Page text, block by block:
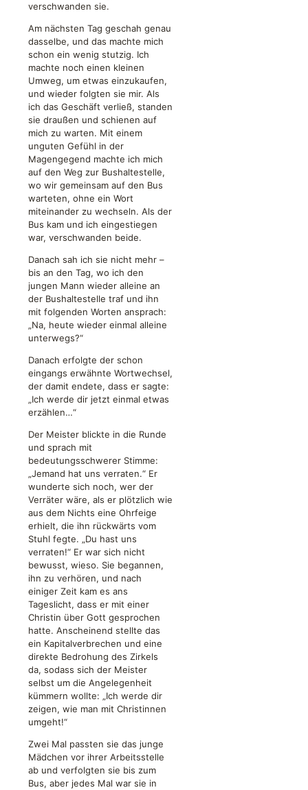
verschwanden sie.
Am nächsten Tag geschah genau
dasselbe, und das machte mich
schon ein wenig stutzig. Ich
machte noch einen kleinen
Umweg, um etwas einzukaufen,
und wieder folgten sie mir. Als
ich das Geschäft verließ, standen
sie draußen und schienen auf
mich zu warten. Mit einem
unguten Gefühl in der
Magengegend machte ich mich
auf den Weg zur Bushaltestelle,
wo wir gemeinsam auf den Bus
warteten, ohne ein Wort
miteinander zu wechseln. Als der
Bus kam und ich eingestiegen
war, verschwanden beide.
Danach sah ich sie nicht mehr –
bis an den Tag, wo ich den
jungen Mann wieder alleine an
der Bushaltestelle traf und ihn
mit folgenden Worten ansprach:
„Na, heute wieder einmal alleine
unterwegs?“
Danach erfolgte der schon
eingangs erwähnte Wortwechsel,
der damit endete, dass er sagte:
„Ich werde dir jetzt einmal etwas
erzählen…“
Der Meister blickte in die Runde
und sprach mit
bedeutungsschwerer Stimme:
„Jemand hat uns verraten.“ Er
wunderte sich noch, wer der
Verräter wäre, als er plötzlich wie
aus dem Nichts eine Ohrfeige
erhielt, die ihn rückwärts vom
Stuhl fegte. „Du hast uns
verraten!“ Er war sich nicht
bewusst, wieso. Sie begannen,
ihn zu verhören, und nach
einiger Zeit kam es ans
Tageslicht, dass er mit einer
Christin über Gott gesprochen
hatte. Anscheinend stellte das
ein Kapitalverbrechen und eine
direkte Bedrohung des Zirkels
da, sodass sich der Meister
selbst um die Angelegenheit
kümmern wollte: „Ich werde dir
zeigen, wie man mit Christinnen
umgeht!“
Zwei Mal passten sie das junge
Mädchen vor ihrer Arbeitsstelle
ab und verfolgten sie bis zum
Bus, aber jedes Mal war sie in